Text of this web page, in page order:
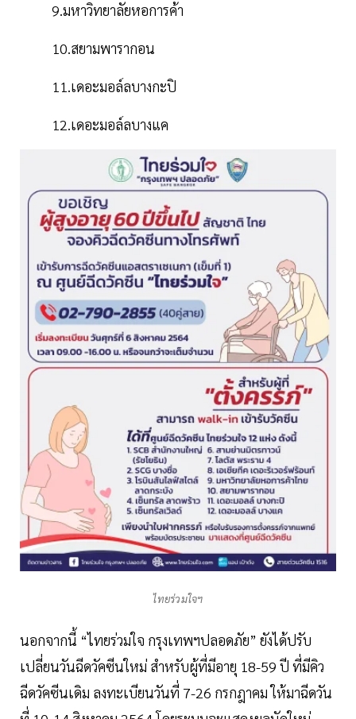
9.มหาวิทยาลัยหอการค้า
10.สยามพารากอน
11.เดอะมอล์ลบางกะปิ
12.เดอะมอล์ลบางแค
ไทยร่วมใจฯ
นอกจากนี้ “ไทยร่วมใจ กรุงเทพฯปลอดภัย” ยังได้ปรับ
เปลี่ยนวันฉีดวัคซีนใหม่ สำหรับผู้ที่มีอายุ 18-59 ปี ที่มีคิว
ฉีดวัคซีนเดิม ลงทะเบียนวันที่ 7-26 กรกฎาคม ให้มาฉีดวัน